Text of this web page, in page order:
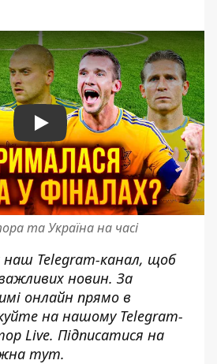
Play
та Україна на часі
наш Telegram-канал, щоб
новин. За
онлайн прямо в
на нашому Telegram-
Live. Підписатися на
тут.